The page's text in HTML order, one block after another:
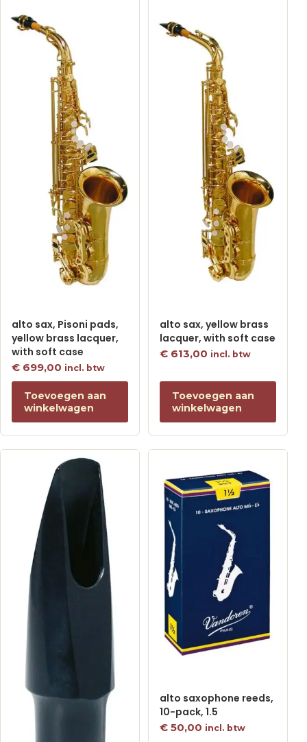
alto sax, Pisoni pads,
yellow brass lacquer,
with soft case
€ 699,00 incl. btw
Toevoegen aan
winkelwagen
alto sax, yellow brass
lacquer, with soft case
€ 613,00 incl. btw
Toevoegen aan
winkelwagen
alto saxophone reeds,
10-pack, 1.5
€ 50,00 incl. btw